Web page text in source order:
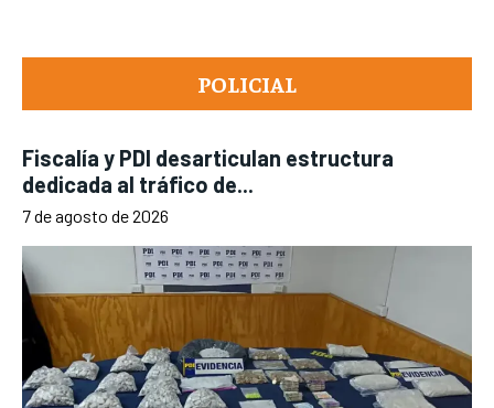
POLICIAL
Fiscalía y PDI desarticulan estructura
dedicada al tráfico de...
7 de agosto de 2026